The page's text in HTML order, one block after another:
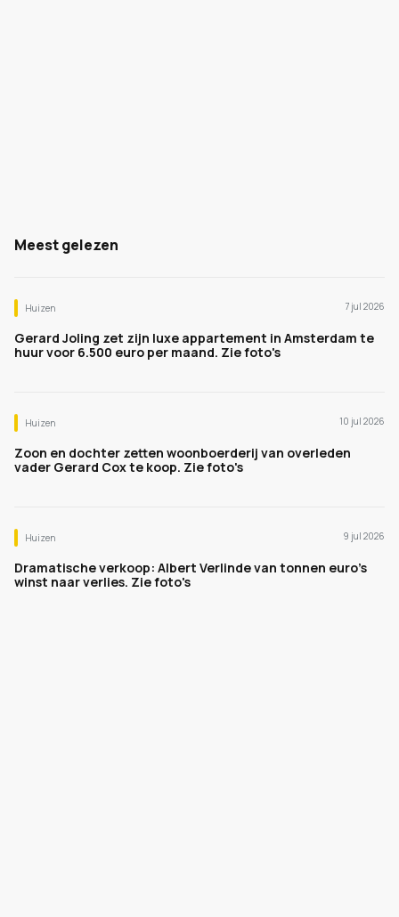
Meest gelezen
Huizen 7 jul 2026
Gerard Joling zet zijn luxe appartement in Amsterdam te
huur voor 6.500 euro per maand. Zie foto's
Huizen 10 jul 2026
Zoon en dochter zetten woonboerderij van overleden
vader Gerard Cox te koop. Zie foto's
Huizen 9 jul 2026
Dramatische verkoop: Albert Verlinde van tonnen euro's
winst naar verlies. Zie foto's